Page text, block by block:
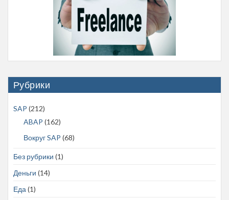
Рубрики
SAP (212)
ABAP (162)
Вокруг SAP (68)
Без рубрики (1)
Деньги (14)
Еда (1)